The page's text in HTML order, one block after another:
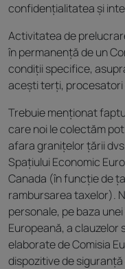
confidențialitatea și
Activitatea de
în permanență de un
condiții specifice,
acești terți, procesatori
Trebuie menționat
care noi le colectăm
afara granițelor țării
Spațiului Economic
Canada (în funcție de
rambursarea taxelor).
personale, pe baza
Europeană, a
elaborate de Comisia
dispozitive de